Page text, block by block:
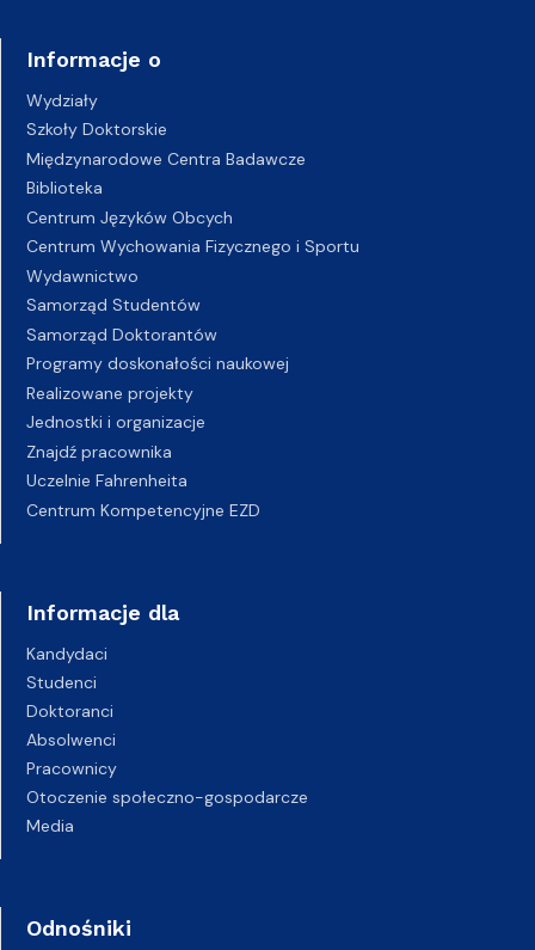
Informacje o
Wydziały
Szkoły Doktorskie
Międzynarodowe Centra Badawcze
Biblioteka
Centrum Języków Obcych
Centrum Wychowania Fizycznego i Sportu
Wydawnictwo
Samorząd Studentów
Samorząd Doktorantów
Programy doskonałości naukowej
Realizowane projekty
Jednostki i organizacje
Znajdź pracownika
Uczelnie Fahrenheita
Centrum Kompetencyjne EZD
Informacje dla
Kandydaci
Studenci
Doktoranci
Absolwenci
Pracownicy
Otoczenie społeczno-gospodarcze
Media
Odnośniki